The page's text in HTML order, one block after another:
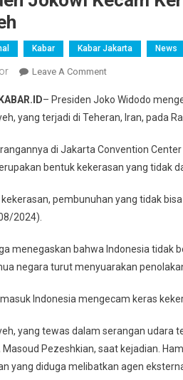
Kabar Kabar Jakarta News
Leave A CommentOn
Jokowi
Kecam
Pembunuhan
Pemimpin
Ismail
– Presiden Joko Widodo
yang terjadi di Teheran, Iran, pada
di Jakarta Convention
bentuk kekerasan yang tidak
kekerasan, pembunuhan yang tidak
2024).
menegaskan bahwa Indonesia tidak
negara turut menyuarakan
Indonesia mengecam keras
yang tewas dalam serangan
Masoud Pezeshkian, saat kejadian.
yang diduga melibatkan agen